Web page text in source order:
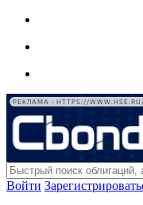
РЕКЛАМА • HTTPS://WWW.HSE.RU/
Войти